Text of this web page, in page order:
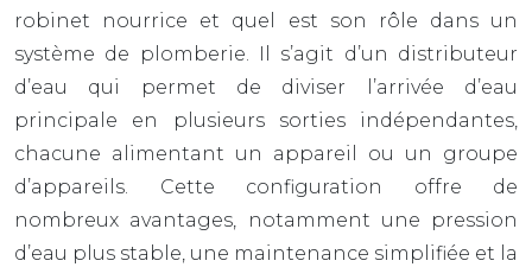
robinet nourrice et quel est son rôle dans un
système de plomberie. Il s’agit d’un distributeur
d’eau qui permet de diviser l’arrivée d’eau
principale en plusieurs sorties indépendantes,
chacune alimentant un appareil ou un groupe
d’appareils. Cette configuration offre de
nombreux avantages, notamment une pression
d’eau plus stable, une maintenance simplifiée et la